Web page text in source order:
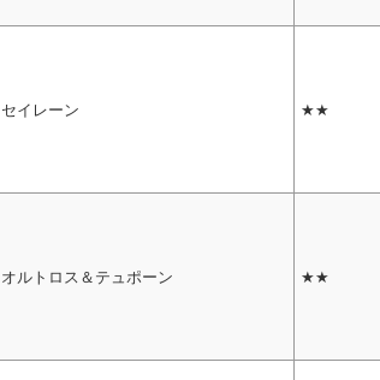
セイレーン ★★
オルトロス＆テュポーン ★★